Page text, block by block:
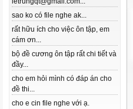
sao ko có file nghe ak...
rất hữu ích cho việc ôn tập, em
cám ơn...
bộ đề cương ôn tập rất chi tiết và
đầy...
cho em hỏi mình có đáp án cho
đề thi...
cho e cin file nghe với ạ.